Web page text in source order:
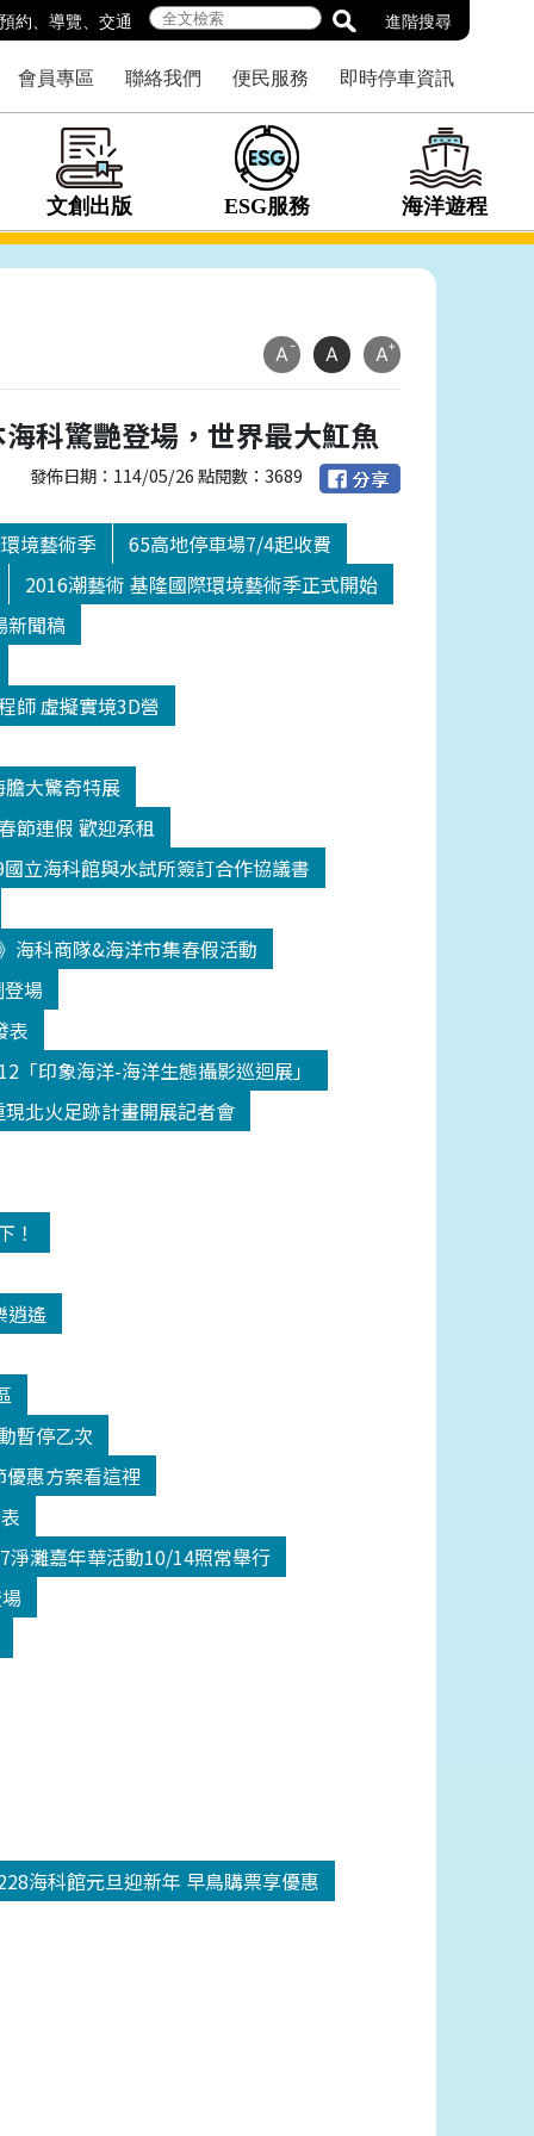
預約 導覽 交通 進階搜尋
會員專區 聯絡我們 便民服務 即時停車資訊
文創出版 ESG服務 海洋遊程
A- A A+
科驚艷登場，世界最大魟魚
發佈日期：114/05/26 點閱數：3689
境藝術季
65高地停車場7/4起收費
2016潮藝術 基隆國際環境藝術季正式開始
新聞稿
師 虛擬實境3D營
大驚奇特展
節連假 歡迎承租
國立海科館與水試所簽訂合作協議書
海科商隊&海洋市集春假活動
場
表
「印象海洋-海洋生態攝影巡迴展」
現北火足跡計畫開展記者會
！
逍遙
暫停乙次
惠方案看這裡
淨灘嘉年華活動10/14照常舉行
海科館元旦迎新年 早鳥購票享優惠